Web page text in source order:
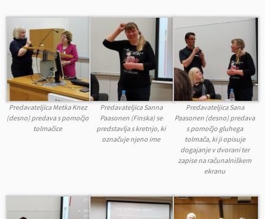
Predavateljica Metka Knez
(desno) predava s pomočjo
tolmačice
Predavateljica Sanna
Paasonen (Finska) se
predstavlja s kretnjo, ki
označuje njeno ime
Predavateljica Sana
Paasonen (desno) predava
s pomočjo gluhega
tolmača, ki ji opisuje
dogajanje v dvorani ter
zapise na računalniškem
ekranu